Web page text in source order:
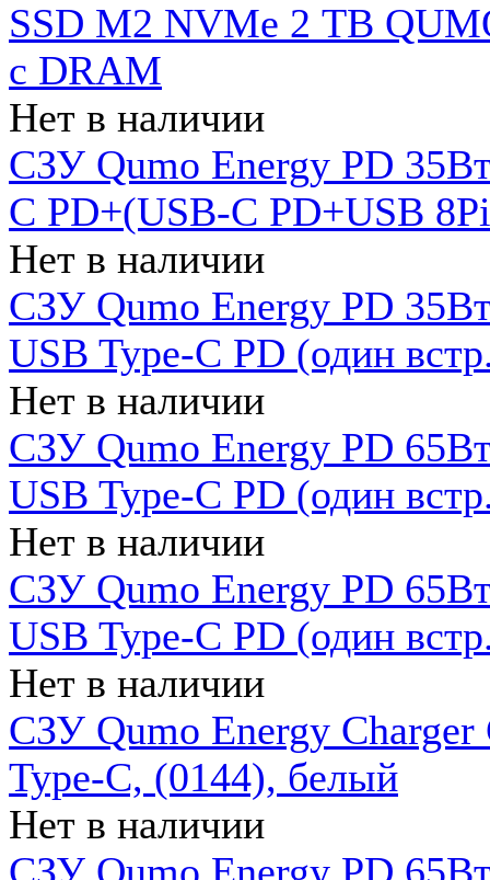
SSD M2 NVMe 2 ТB
c DRAM
Нет в наличии
СЗУ Qumo Energy PD
C PD+(USB-C PD+USB
Нет в наличии
СЗУ Qumo Energy PD
USB Type-C PD (один
Нет в наличии
СЗУ Qumo Energy PD
USB Type-C PD (один
Нет в наличии
СЗУ Qumo Energy PD
USB Type-C PD (один
Нет в наличии
СЗУ Qumo Energy
Type-C, (0144), белый
Нет в наличии